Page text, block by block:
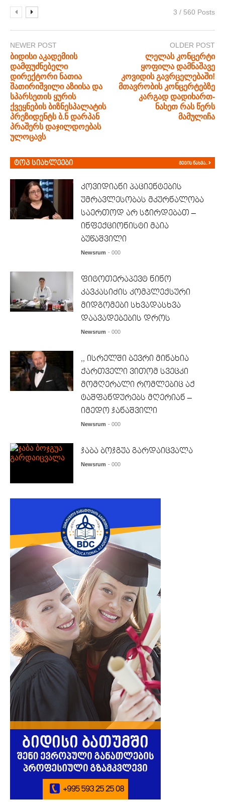
3 / 560 Posts
NEWER POST
ბიდისი აკადემიის
დამფუძნებელი
დირექტორი ნათია
შათირიშვილი აზიისა და
სპარსეთის ყურის
ქვეყნების ბიზნესპალატის
პრეზიდენტს ბ.ნ დარპან
პრაშერს დაჯილდოებას
ულოცავს
OLDER POST
ლელას კონცერტი
ყოფილა დამნაშავე
კოვიდის გავრცელებაში!
მთავრობის კონცერტებზე
კარგად დადიხართ-
ნახეთ რას წერს
მამულიჩა
ტოპ სიახლეები მეტის ნახვა..
კოვიდიანი პაციენტების
უმრავლესობას მკურნალობა
საერთოდ არ სჭირდებათ –
ინფექციონისტი მაია
ბუწაშვილი
Newsrum - 000
ფიტოთერაპევტ ნინო
კავკასიძის კომპლექსური
მიდგომები სხვადასხვა
დაავადებების დროს
Newsrum - 000
,, ისრელში ბევრი მინახია
ქართველი ვითომ სვეცკი
მომღერალი რომლებიც აქ
ტაშფანდურებს მღერიან –
იმედო ჯანაშვილი
Newsrum - 000
ჯაბა ბოჯგუა გარდაიცვალა
Newsrum - 000